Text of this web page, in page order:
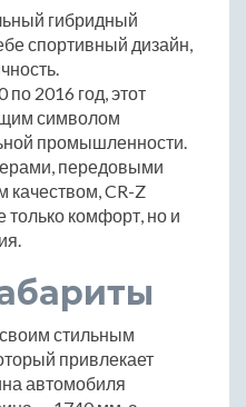
гибридный
спортивный дизайн,
2016 год, этот
символом
промышленности.
передовыми
качеством, CR-Z
только комфорт, но и
стильным
привлекает
автомобиля